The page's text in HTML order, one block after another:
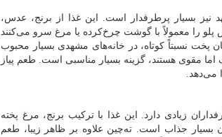
بسیار پرطرفدار است. این غذا از برنج، عدس،
را معمولاً با گوشت چرخ‌کرده یا مرغ سرو می‌کنند
پخت نسبتاً کوتاه، در خانه‌های مشهدی بسیار محبوب
مقوی هستند، گزینه بسیار مناسبی است. طعم پیاز
می‌دهد.
زیادی دارد. این غذا با ترکیب برنج، مرغ پخته
جذاب است. ته‌چین علاوه بر ظاهر زیبا، طعم